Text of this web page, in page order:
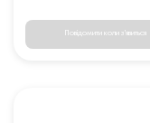
Повідомити коли з'явиться